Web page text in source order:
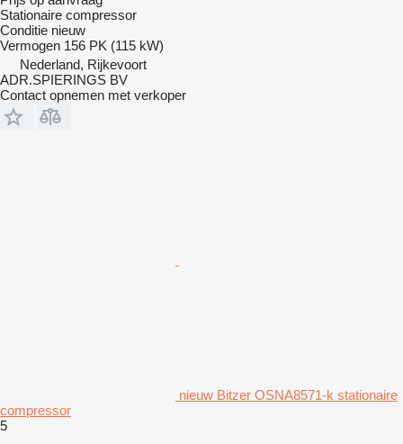
Stationaire compressor
Conditie nieuw
Vermogen 156 PK (115 kW)
Nederland, Rijkevoort
ADR.SPIERINGS BV
Contact opnemen met verkoper
nieuw Bitzer OSNA8571-k stationaire
compressor
5